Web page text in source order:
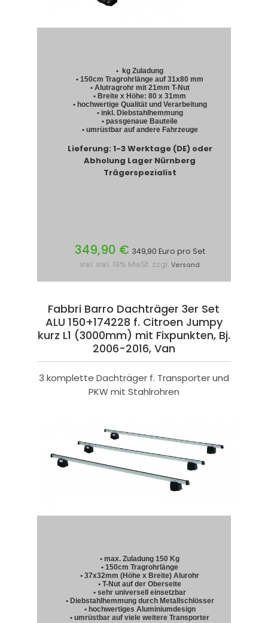
• kg Zuladung
• 150cm Tragrohrlänge auf 31x80 mm
• Alutragrohr mit 21mm T-Nut
• Breite x Höhe: 80 x 31mm
• hochwertige Qualität und Verarbeitung
• inkl. Diebstahlhemmung
• passgenaue Bauteile
• umrüstbar auf andere Fahrzeuge
Lieferung: 1-3 Werktage (DE) oder
Abholung Lager Nürnberg
Trägerspezialist
349,90 € 349,90 Euro pro Set
inkl. inkl. 19% MwSt. zzgl. Versand
Fabbri Barro Dachträger 3er Set
ALU 150+174228 f. Citroen Jumpy
kurz L1 (3000mm) mit Fixpunkten, Bj.
2006-2016, Van
3 komplette Dachträger f. Transporter und
PKW mit Stahlrohren
• max. Zuladung 150 Kg
• 150cm Tragrohrlänge
• 37x32mm (Höhe x Breite) Alurohr
• T-Nut auf der Oberseite
• sehr universell einsetzbar
• Diebstahlhemmung durch Metallschlösser
• hochwertiges Aluminiumdesign
• umrüstbar auf viele weitere Transporter